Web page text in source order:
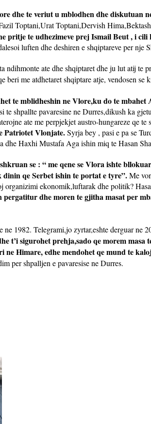
dhe te veriut u mblodhen dhe diskutuan
Toptani,Urat Toptani,Dervish
pritje te udhezimeve prej Ismail Beut , i
luften dhe deshiren e shqiptareve per
ate dhe shqiptaret dhe ju lut atij te
me atdhetaret shqiptare atje, vendosen se
te mblidheshin ne Vlore,ku do te mbahet
shpallte pavaresine ne Durres,dikush ka
ate me perpjekjet austro-hungareze qe
Patriotet Vlonjate.Syrja bey , pasi e pa se
Haxhi Mustafa Aga ishin miq te Hasan
shkruan se : “ me qene se Vlora ishte
qe Serbet ishin te portat e tyre”.Me
organizimi ekonomik,luftarak dhe politik?
dhe moren te gjitha masat per
1982. Telegrami,jo zyrtar,eshte derguar ne
t’i sigurohet prehja,sado qe morem
Himare, edhe mendohet qe mund te
per shpalljen e pavaresise ne Durres.